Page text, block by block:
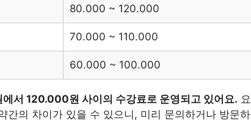
80.000 ~ 120.000
70.000 ~ 110.000
60.000 ~ 100.000
서 120.000원 사이의 수강료로 운영되고 있어요. 요
간의 차이가 있을 수 있으니, 미리 문의하거나 방문하